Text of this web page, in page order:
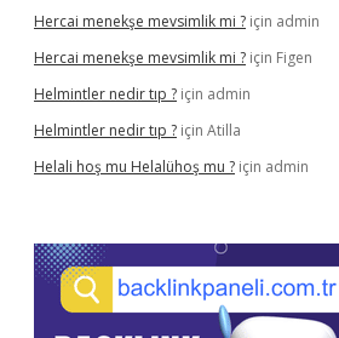
Hercai menekşe mevsimlik mi ? için admin
Hercai menekşe mevsimlik mi ? için Figen
Helmintler nedir tıp ? için admin
Helmintler nedir tıp ? için Atilla
Helali hoş mu Helalühoş mu ? için admin